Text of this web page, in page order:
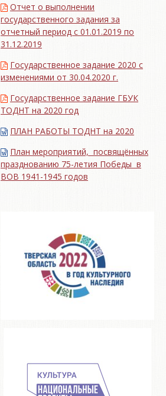
Отчет о выполнении
государственного задания за
отчетный период с 01.01.2019 по
31.12.2019
Государственное задание 2020 с
изменениями от 30.04.2020 г.
Государственное задание ГБУК
ТОДНТ на 2020 год
ПЛАН РАБОТЫ ТОДНТ на 2020
План мероприятий, посвящённых
празднованию 75-летия Победы в
ВОВ 1941-1945 годов